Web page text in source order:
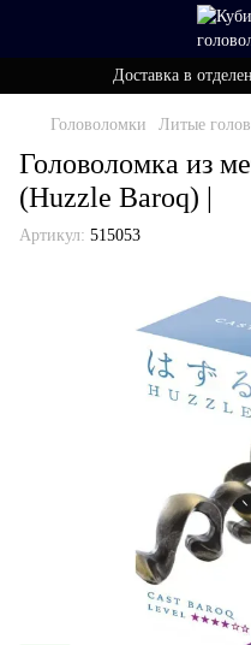
Доставка в
Головоломки Литые
Головоломка из
(Huzzle Baroq) |
Артикул: 515053